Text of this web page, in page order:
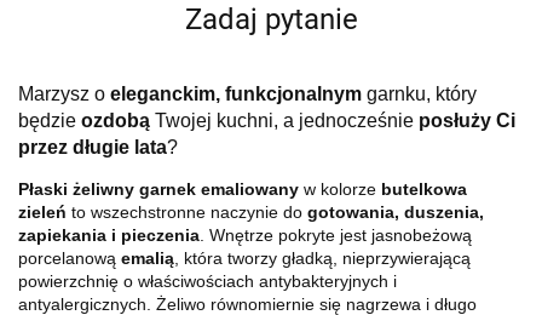
Zadaj pytanie
Marzysz o eleganckim, funkcjonalnym garnku, który
będzie ozdobą Twojej kuchni, a jednocześnie posłuży Ci
przez długie lata?
Płaski żeliwny garnek emaliowany w kolorze butelkowa
zieleń to wszechstronne naczynie do gotowania, duszenia,
zapiekania i pieczenia . Wnętrze pokryte jest jasnobeżową
porcelanową emalią , która tworzy gładką, nieprzywierającą
powierzchnię o właściwościach antybakteryjnych i
antyalergicznych. Żeliwo równomiernie się nagrzewa i długo